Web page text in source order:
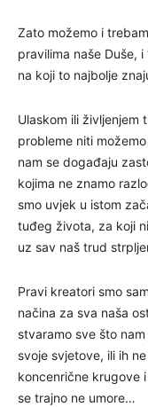
Zato možemo i
pravilima naše Duše,
na koji to najbolje
Ulaskom ili življenjem
probleme niti
nam se događaju
kojima ne znamo
smo uvjek u istom
tuđeg života, za koji
uz sav naš trud
Pravi kreatori smo
načina za sva naša
stvaramo sve što
svoje svjetove, ili ih
koncenrične krugove
se trajno ne umore…